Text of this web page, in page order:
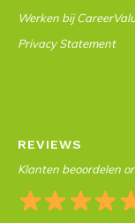
Werken bij
Privacy Statement
REVIEWS
Klanten beoordelen